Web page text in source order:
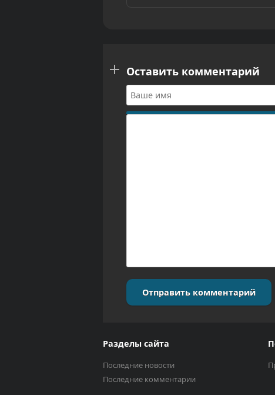
Оставить комментарий
Отправить комментарий
Разделы сайта
Последние новости
Последние комментарии